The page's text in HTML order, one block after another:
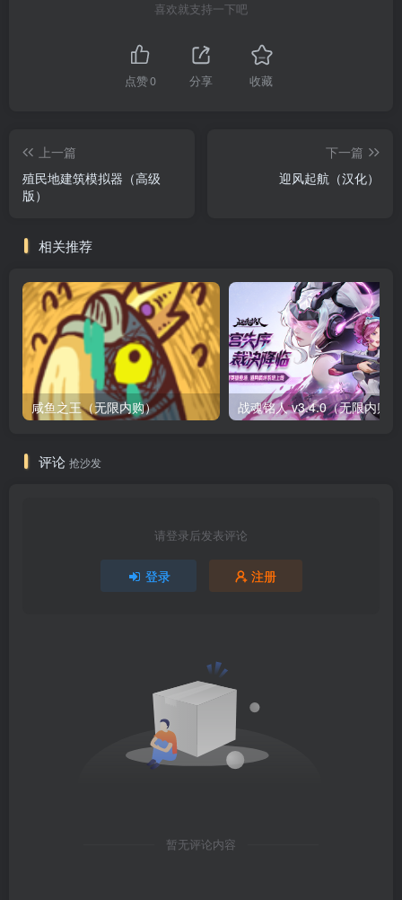
喜欢就支持一下吧
点赞0 分享 收藏
上一篇
殖民地建筑模拟器（高级
版）
下一篇
迎风起航（汉化）
相关推荐
咸鱼之王（无限内购）
评论 抢沙发
请登录后发表评论
登录 注册
暂无评论内容